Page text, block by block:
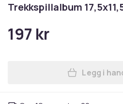
Trekkspillalbum
197 kr
Legg i